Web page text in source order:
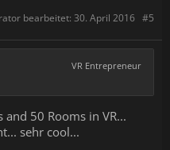
#5
bearbeitet: 30. April 2016
VR Entrepreneur
50 Rooms in VR...
sehr cool...